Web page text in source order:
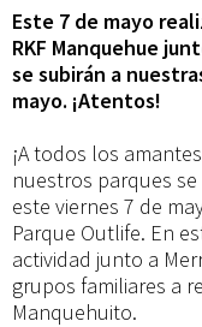
Este 7 de mayo
RKF Manquehue
se subirán a
mayo. ¡Atentos!
¡A todos los
nuestros parques
este viernes 7 de
Parque Outlife. En
actividad junto a
grupos familiares a
Manquehuito.